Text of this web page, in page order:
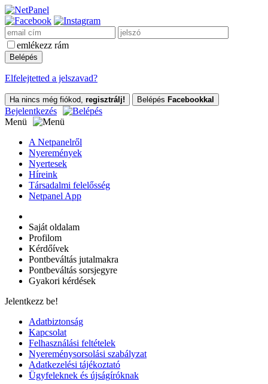
emlékezz rám
Elfelejtetted a jelszavad?
Ha nincs még fiókod, regisztrálj! Belépés Facebookkal
Bejelentkezés
Menü
A Netpanelről
Nyeremények
Nyertesek
Híreink
Társadalmi felelősség
Netpanel App
Saját oldalam
Profilom
Kérdőívek
Pontbeváltás jutalmakra
Pontbeváltás sorsjegyre
Gyakori kérdések
Jelentkezz be!
Adatbiztonság
Kapcsolat
Felhasználási feltételek
Nyereménysorsolási szabályzat
Adatkezelési tájékoztató
Ügyfeleknek és újságíróknak